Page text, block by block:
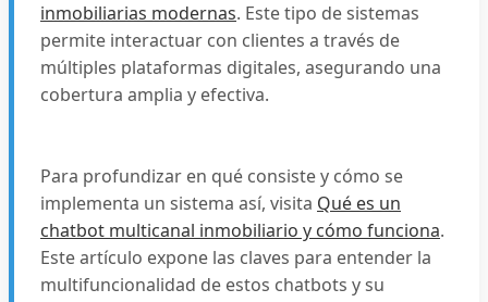
inmobiliarias modernas. Este tipo de sistemas
permite interactuar con clientes a través de
múltiples plataformas digitales, asegurando una
cobertura amplia y efectiva.
Para profundizar en qué consiste y cómo se
implementa un sistema así, visita Qué es un
chatbot multicanal inmobiliario y cómo funciona.
Este artículo expone las claves para entender la
multifuncionalidad de estos chatbots y su